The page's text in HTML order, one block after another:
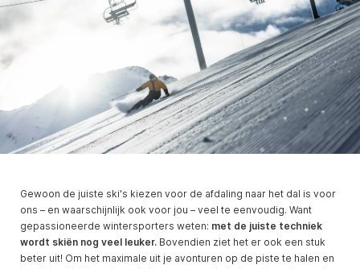
Gewoon de juiste ski's kiezen voor de afdaling naar het dal is voor
ons – en waarschijnlijk ook voor jou – veel te eenvoudig. Want
gepassioneerde wintersporters weten: met de juiste techniek
wordt skiën nog veel leuker. Bovendien ziet het er ook een stuk
beter uit! Om het maximale uit je avonturen op de piste te halen en